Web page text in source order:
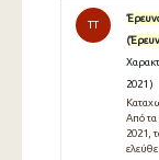
TT
(
2021 )
Από τα
2021,